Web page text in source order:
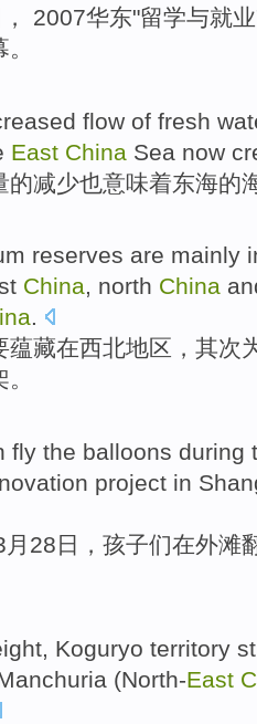
2007华东"留学与就业
flow of fresh
East China Sea now
的减少也意味着东海的
reserves are mainly
China, north China
.
蕴藏在西北地区 ， 其次
fly the balloons during
project in
月 28 日， 孩子们在外滩
Koguryo territory
(North-East